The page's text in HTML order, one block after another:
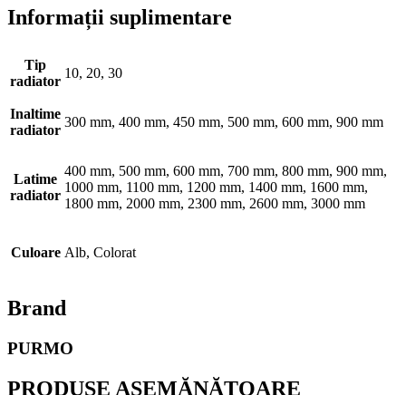
Informații suplimentare
Tip
radiator
10, 20, 30
Inaltime
radiator
300 mm, 400 mm, 450 mm, 500 mm, 600 mm, 900 mm
Latime
radiator
400 mm, 500 mm, 600 mm, 700 mm, 800 mm, 900 mm,
1000 mm, 1100 mm, 1200 mm, 1400 mm, 1600 mm,
1800 mm, 2000 mm, 2300 mm, 2600 mm, 3000 mm
Culoare Alb, Colorat
Brand
PURMO
PRODUSE ASEMĂNĂTOARE